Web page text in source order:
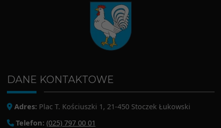
DANE KONTAKTOWE
Adres: Plac T. Kościuszki 1, 21-450 Stoczek Łukowski
Telefon: (025) 797 00 01